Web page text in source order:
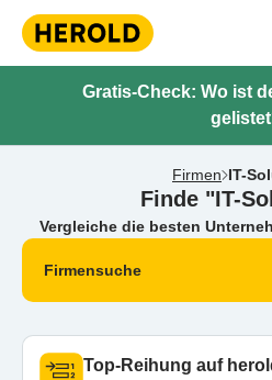
Gratis-Check: Wo ist
Firmen IT-
Finde "IT-
Vergleiche die besten
Firmensuche
Top-Reihung auf